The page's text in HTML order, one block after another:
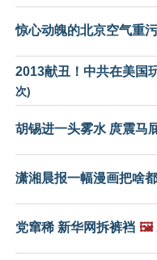
惊心动魄的北京空气重
2013献丑！中共在美国
次)
胡锡进一头雾水 庹震马
潇湘晨报一幅漫画把啥
党窜稀 新华网拆裤裆 🖼️